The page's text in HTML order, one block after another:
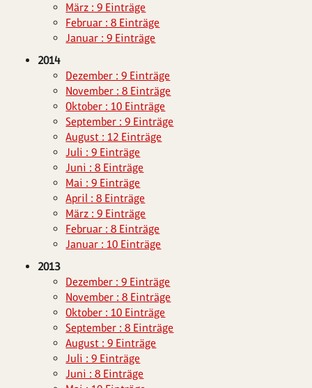
März : 9 Einträge
Februar : 8 Einträge
Januar : 9 Einträge
2014
Dezember : 9 Einträge
November : 8 Einträge
Oktober : 10 Einträge
September : 9 Einträge
August : 12 Einträge
Juli : 9 Einträge
Juni : 8 Einträge
Mai : 9 Einträge
April : 8 Einträge
März : 9 Einträge
Februar : 8 Einträge
Januar : 10 Einträge
2013
Dezember : 9 Einträge
November : 8 Einträge
Oktober : 10 Einträge
September : 8 Einträge
August : 9 Einträge
Juli : 9 Einträge
Juni : 8 Einträge